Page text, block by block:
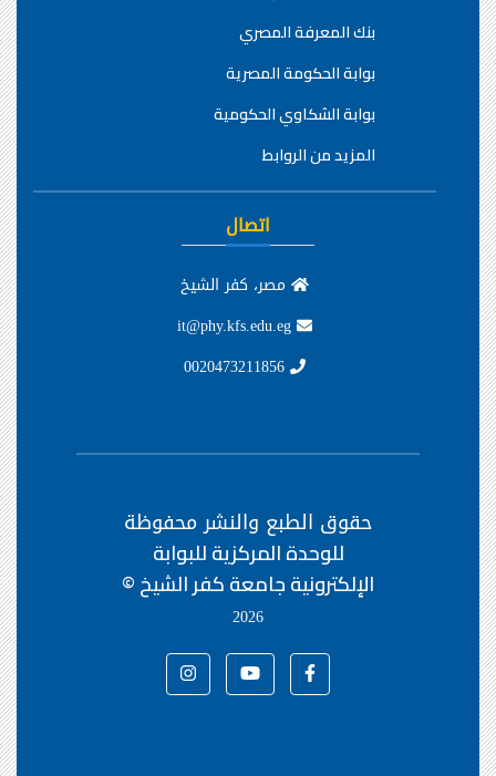
بنك المعرفة المصري
بوابة الحكومة المصرية
بوابة الشكاوي الحكومية
المزيد من الروابط
اتصال
مصر، كفر الشيخ
حقوق الطبع والنشر محفوظة
للوحدة المركزية للبوابة
الإلكترونية جامعة كفر الشيخ ©
2026